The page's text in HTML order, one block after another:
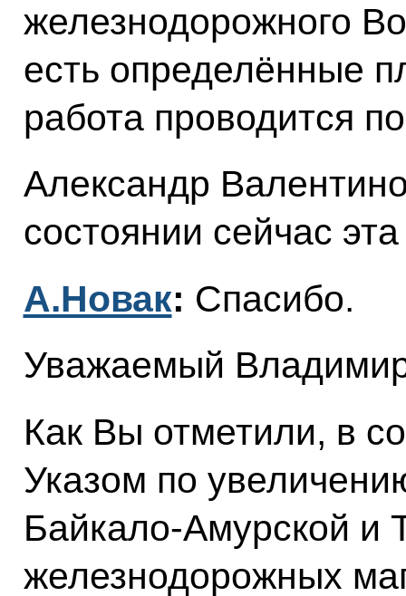
железнодорожного
есть определённые
работа проводится
Александр
состоянии сейчас
А.Новак: Спасибо.
Уважаемый
Как Вы отметили, в
Указом по
Байкало-Амурской и
железнодорожных